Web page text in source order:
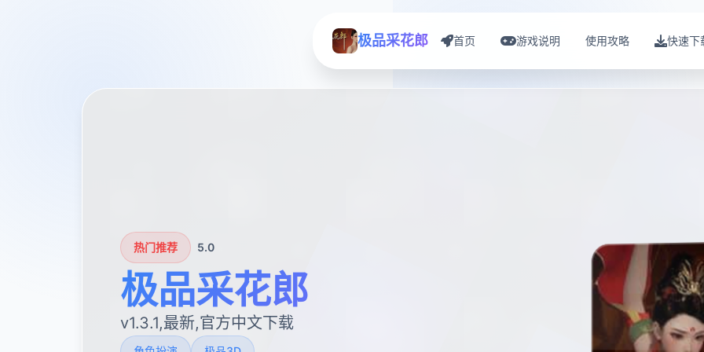
极品采花郎 首页 游戏说明 使用攻略 快速下
热门推荐 5.0
极品采花郎
v1.3.1,最新,官方中文下载